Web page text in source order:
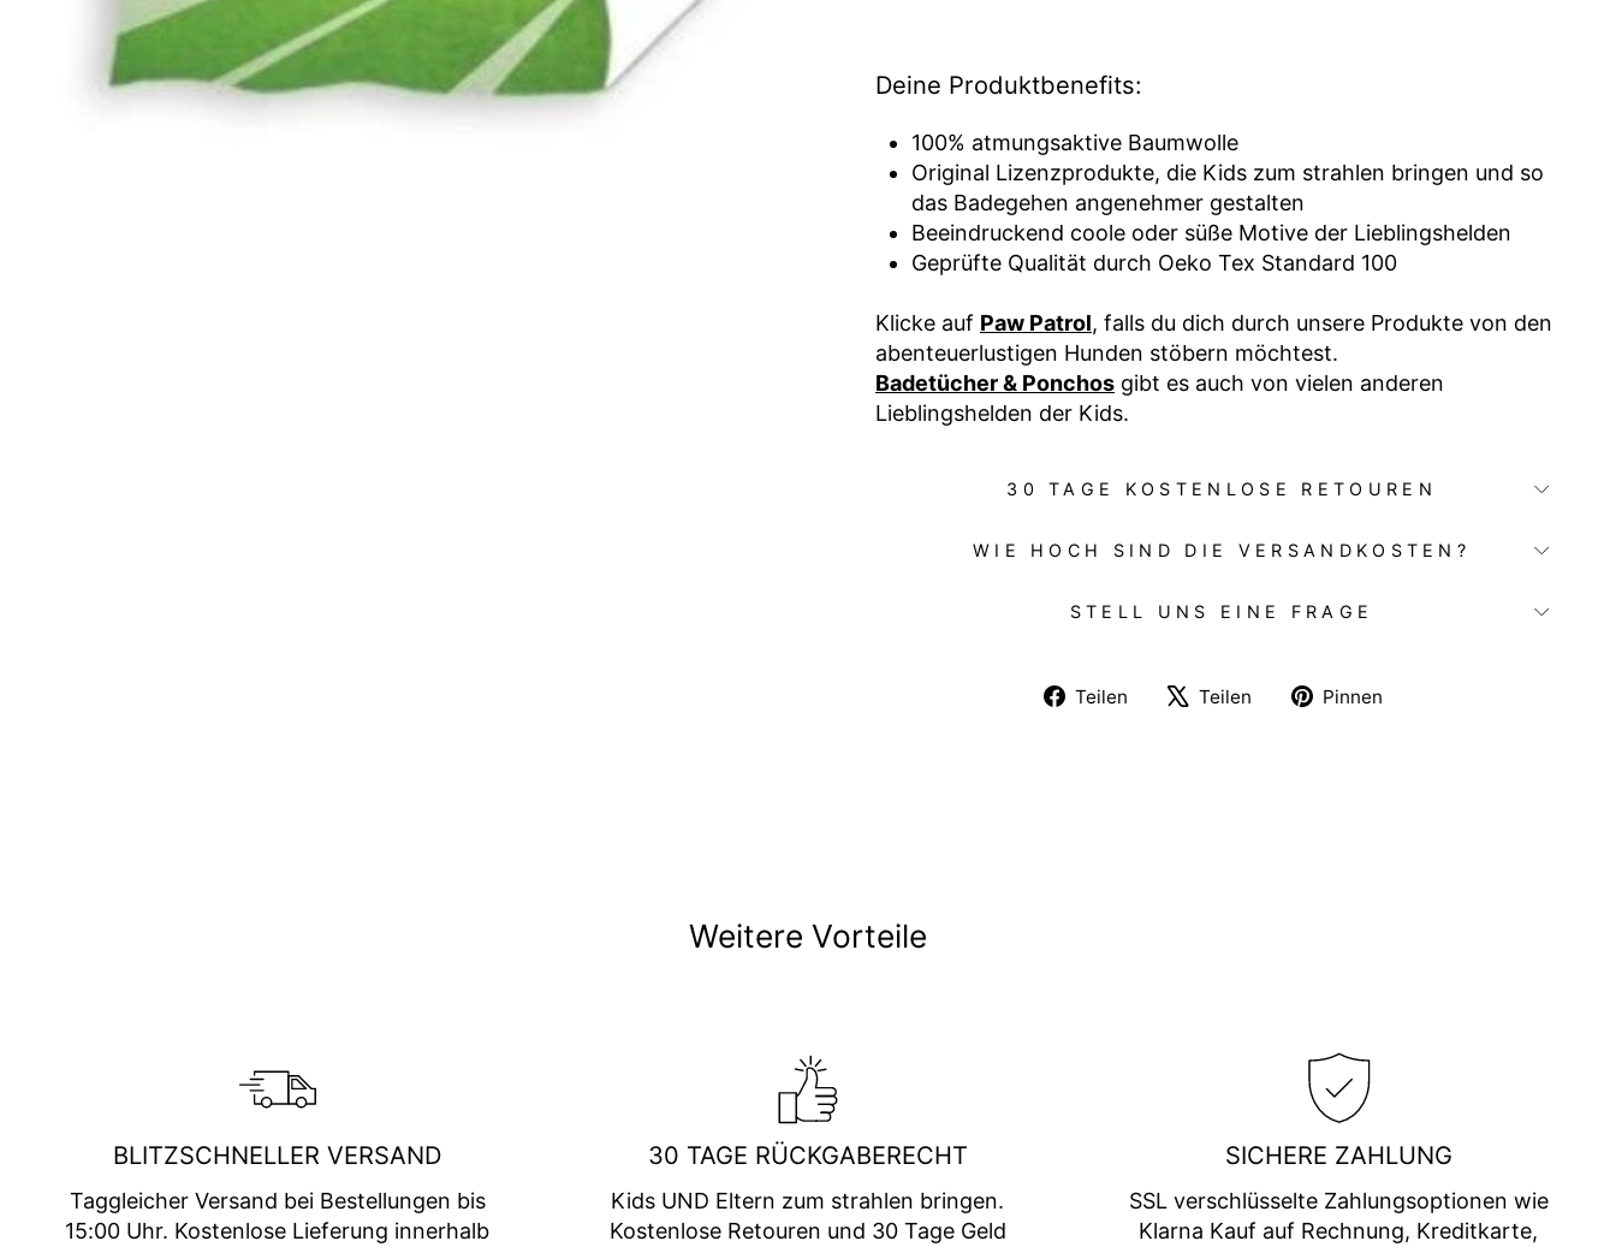
Deine Produktbenefits:
100% atmungsaktive Baumwolle
Original Lizenzprodukte, die Kids zum strahlen bringen und so
das Badegehen angenehmer gestalten
Beeindruckend coole oder süße Motive der Lieblingshelden
Geprüfte Qualität durch Oeko Tex Standard 100
Klicke auf Paw Patrol, falls du dich durch unsere Produkte von den
abenteuerlustigen Hunden stöbern möchtest.
Badetücher & Ponchos gibt es auch von vielen anderen
Lieblingshelden der Kids.
30 TAGE KOSTENLOSE RETOUREN
WIE HOCH SIND DIE VERSANDKOSTEN?
STELL UNS EINE FRAGE
Teilen
Auf
Teilen
Auf
Pinnen
Weitere Vorteile
BLITZSCHNELLER VERSAND
Taggleicher Versand bei Bestellungen bis
15:00 Uhr. Kostenlose Lieferung innerhalb
30 TAGE RÜCKGABERECHT
Kids UND Eltern zum strahlen bringen.
Kostenlose Retouren und 30 Tage Geld
SICHERE ZAHLUNG
SSL verschlüsselte Zahlungsoptionen wie
Klarna Kauf auf Rechnung, Kreditkarte,